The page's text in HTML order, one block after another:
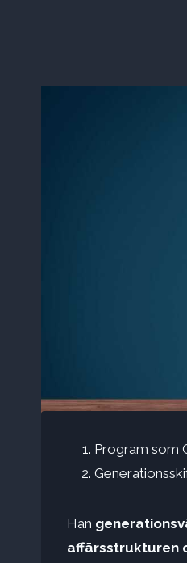
Program som
Han
affärsstrukturen